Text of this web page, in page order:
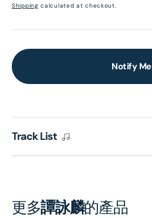
price
Shipping calculated at checkout.
Notify Me
Track List
更多譚詠麟的產品